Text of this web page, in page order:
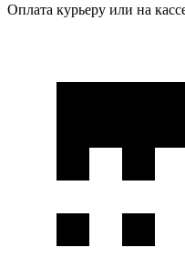
Оплата курьеру или на